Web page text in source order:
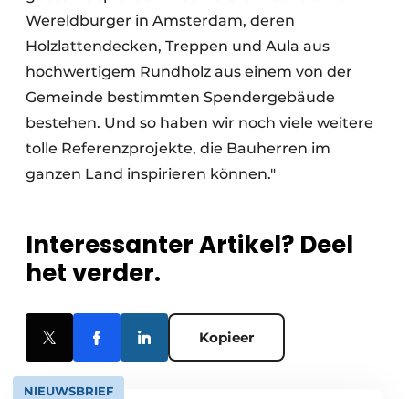
Wereldburger in Amsterdam, deren
Holzlattendecken, Treppen und Aula aus
hochwertigem Rundholz aus einem von der
Gemeinde bestimmten Spendergebäude
bestehen. Und so haben wir noch viele weitere
tolle Referenzprojekte, die Bauherren im
ganzen Land inspirieren können."
Interessanter Artikel? Deel
het verder.
Kopieer
NIEUWSBRIEF